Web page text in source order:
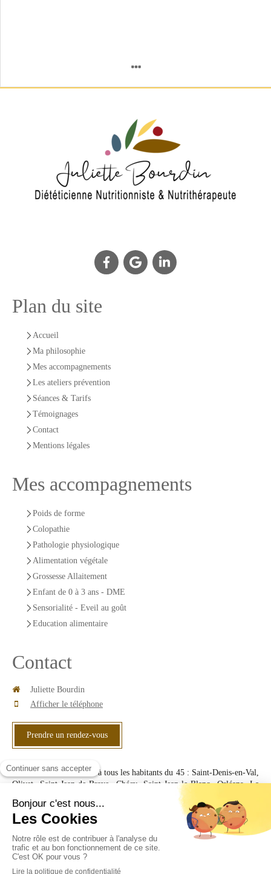
Plan du site
Accueil
Ma philosophie
Mes accompagnements
Les ateliers prévention
Séances & Tarifs
Témoignages
Contact
Mentions légales
Mes accompagnements
Poids de forme
Colopathie
Pathologie physiologique
Alimentation végétale
Grossesse Allaitement
Enfant de 0 à 3 ans - DME
Sensorialité - Eveil au goût
Education alimentaire
Contact
Juliette Bourdin
Afficher le téléphone
Prendre un rendez-vous
Le cabinet est accessible à tous les habitants du 45 : Saint-Denis-en-Val,
Olivet, Saint-Jean-de-Braye, Chécy, Saint-Jean-le-Blanc, Orléans, La
Chapelle-Saint-Mesmin, Jargeau, La-Ferté-Saint-Aubin, Sandillon,
Férolles, Vienne-en-Val, Tigy, Jargeau, Marcilly-en-Villette,
Ménestreau-en-Villette, Vannes-sur-cosson, Viglain, Sennely, Isdes,
Sully-sur-Loire, Châteauneuf-sur-Loire, Sandillon, Neuvy-en-Sullias,
Saint-Cyr-en-Val, Ouvrouer-les-champs
©2019 Juliette Bourdin - Diététicienne Nutritionniste